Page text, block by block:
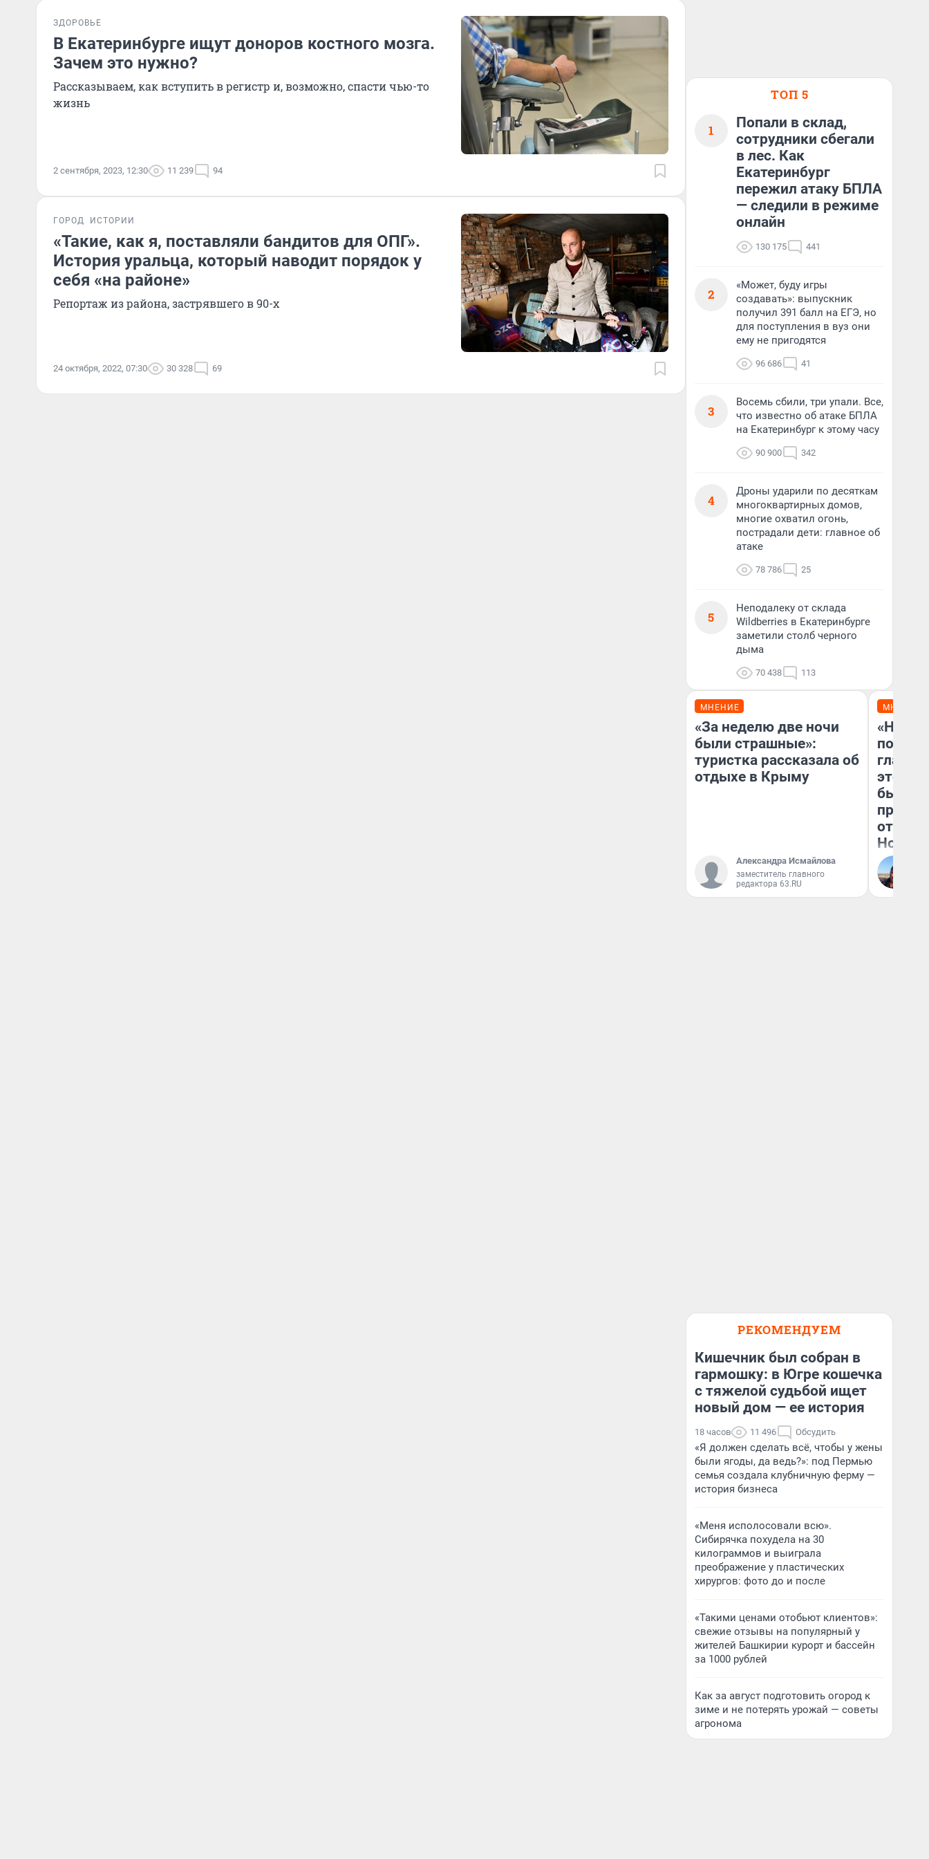
ЗДОРОВЬЕ
В Екатеринбурге ищут доноров костного мозга.
Зачем это нужно?
Рассказываем, как вступить в регистр и, возможно, спасти чью-то
жизнь
2 сентября, 2023, 12:30 11 239 94
ГОРОД ИСТОРИИ
«Такие, как я, поставляли бандитов для ОПГ».
История уральца, который наводит порядок у
себя «на районе»
Репортаж из района, застрявшего в 90-х
24 октября, 2022, 07:30 30 328 69
ТОП 5
1
Попали в склад,
сотрудники сбегали
в лес. Как
Екатеринбург
пережил атаку БПЛА
— следили в режиме
онлайн
130 175 441
2
«Может, буду игры
создавать»: выпускник
получил 391 балл на ЕГЭ, но
для поступления в вуз они
ему не пригодятся
96 686 41
3
Восемь сбили, три упали. Все,
что известно об атаке БПЛА
на Екатеринбург к этому часу
90 900 342
4
Дроны ударили по десяткам
многоквартирных домов,
многие охватил огонь,
пострадали дети: главное об
атаке
78 786 25
5
Неподалеку от склада
Wildberries в Екатеринбурге
заметили столб черного
дыма
70 438 113
МНЕНИЕ
«За неделю две ночи
были страшные»:
туристка рассказала об
отдыхе в Крыму
Александра Исмайлова
заместитель главного
редактора 63.RU
МНЕНИЕ
этого
бьет
отзыв
Нолана
РЕКОМЕНДУЕМ
Кишечник был собран в
гармошку: в Югре кошечка
с тяжелой судьбой ищет
новый дом — ее история
18 часов 11 496 Обсудить
«Я должен сделать всё, чтобы у жены
были ягоды, да ведь?»: под Пермью
семья создала клубничную ферму —
история бизнеса
«Меня исполосовали всю».
Сибирячка похудела на 30
килограммов и выиграла
преображение у пластических
хирургов: фото до и после
«Такими ценами отобьют клиентов»:
свежие отзывы на популярный у
жителей Башкирии курорт и бассейн
за 1000 рублей
Как за август подготовить огород к
зиме и не потерять урожай — советы
агронома